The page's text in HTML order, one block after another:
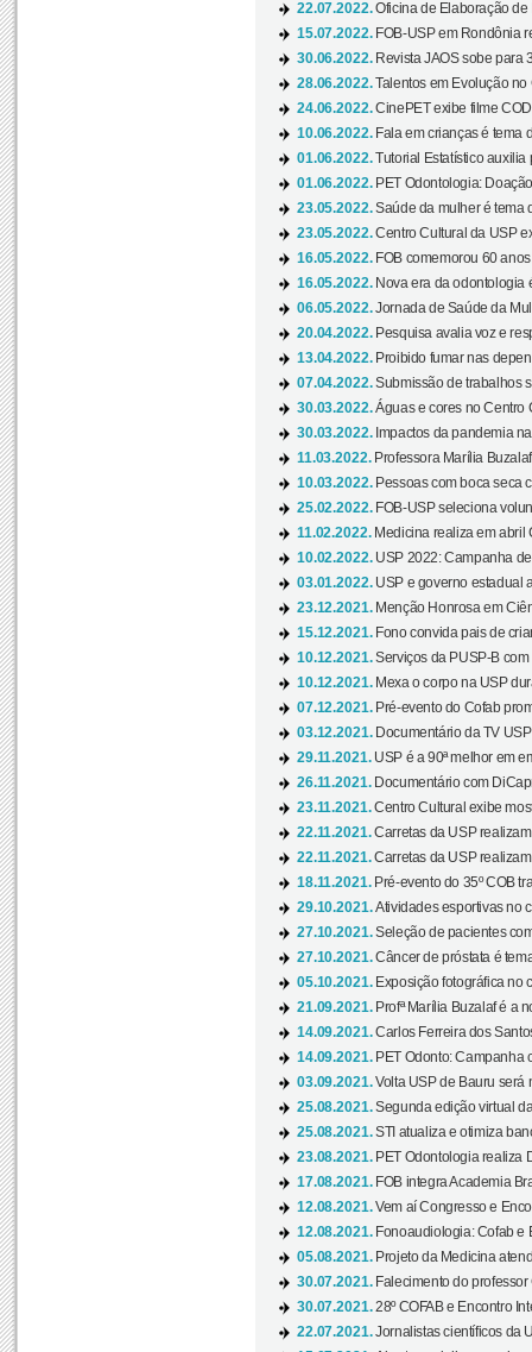
22.07.2022.Oficina de Elaboração de
15.07.2022. FOB-USP em Rondônia
30.06.2022. Revista JAOS sobe para
28.06.2022.Talentos em Evolução no
24.06.2022.CinePET exibe filme
10.06.2022. Fala em crianças é tema
01.06.2022.Tutorial Estatístico auxilia
01.06.2022. PET Odontologia:
23.05.2022.Saúde da mulher é tema
23.05.2022.Centro Cultural da USP
16.05.2022. FOB comemorou 60
16.05.2022. Nova era da odontologia
06.05.2022.Jornada de Saúde da
20.04.2022. Pesquisa avalia voz e
13.04.2022. Proibido fumar nas
07.04.2022.Submissão de trabalhos
30.03.2022.Águas e cores no Centro
30.03.2022. Impactos da pandemia
11.03.2022. Professora Marília
10.03.2022. Pessoas com boca seca
25.02.2022. FOB-USP seleciona
11.02.2022. Medicina realiza em abril
10.02.2022. USP 2022: Campanha
03.01.2022. USP e governo estadual
23.12.2021. Menção Honrosa em
15.12.2021. Fono convida pais de
10.12.2021.Serviços da PUSP-B
10.12.2021. Mexa o corpo na USP
07.12.2021. Pré-evento do Cofab
03.12.2021. Documentário da TV
29.11.2021. USP é a 90ª melhor em
26.11.2021. Documentário com
23.11.2021.Centro Cultural exibe
22.11.2021.Carretas da USP
22.11.2021.Carretas da USP
18.11.2021. Pré-evento do 35º COB
29.10.2021.Atividades esportivas no
27.10.2021.Seleção de pacientes
27.10.2021.Câncer de próstata é
05.10.2021. Exposição fotográfica no
21.09.2021. Profª Marília Buzalaf é a
14.09.2021.Carlos Ferreira dos
14.09.2021. PET Odonto: Campanha
03.09.2021.Volta USP de Bauru será
25.08.2021.Segunda edição virtual
25.08.2021.STI atualiza e otimiza
23.08.2021. PET Odontologia realiza
17.08.2021. FOB integra Academia
12.08.2021.Vem aí Congresso e
12.08.2021. Fonoaudiologia: Cofab e
05.08.2021. Projeto da Medicina
30.07.2021. Falecimento do
30.07.2021.28º COFAB e Encontro
22.07.2021.Jornalistas científicos da